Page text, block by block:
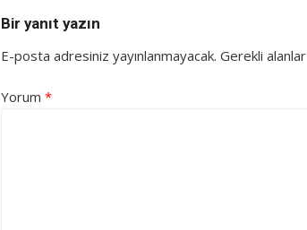
Bir yanıt yazın
E-posta adresiniz yayınlanmayacak. Gerekli alanlar
Yorum *